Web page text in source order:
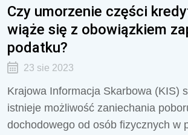
Czy umorzenie części
wiąże się z obowiązkiem
podatku?
23 sie 2023
Krajowa Informacja Skarbowa (KIS)
istnieje możliwość zaniechania
dochodowego od osób fizycznych w